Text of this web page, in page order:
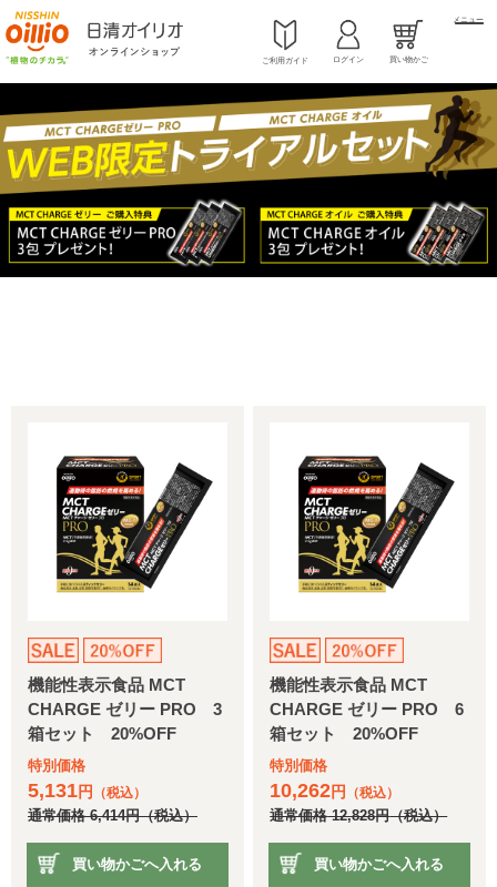
ご利用ガイド ログイン 買い物かご
メニュー
機能性表示食品 MCT
CHARGE ゼリー PRO 3
箱セット 20%OFF
特別価格
5,131円 （税込）
通常価格6,414円（税込）
買い物かごへ入れる
機能性表示食品 MCT
CHARGE ゼリー PRO 6
箱セット 20%OFF
特別価格
10,262円 （税込）
通常価格12,828円（税込）
買い物かごへ入れる